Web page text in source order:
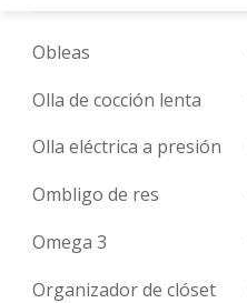
Obleas
Olla de cocción lenta
Olla eléctrica a presión
Ombligo de res
Omega 3
Organizador de clóset